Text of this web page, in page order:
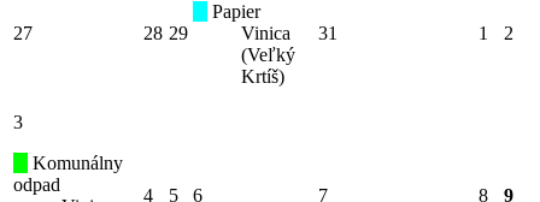
27 28 29
Papier
Vinica
(Veľký
Krtíš)
31 1 2
3
Komunálny
odpad
4 5 6 7 8 9